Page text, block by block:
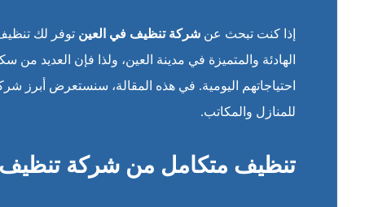
إذا كنت تبحث عن شركة تنظيف في العين توفر لك
الهادئة والمتميزة في مدينة العين، ولذا فإن العديد
احتياجاتهم اليومية. في هذه المقالة، سنستعرض أبرز
للمنازل والمكاتب.
تنظيف متكامل من شركة